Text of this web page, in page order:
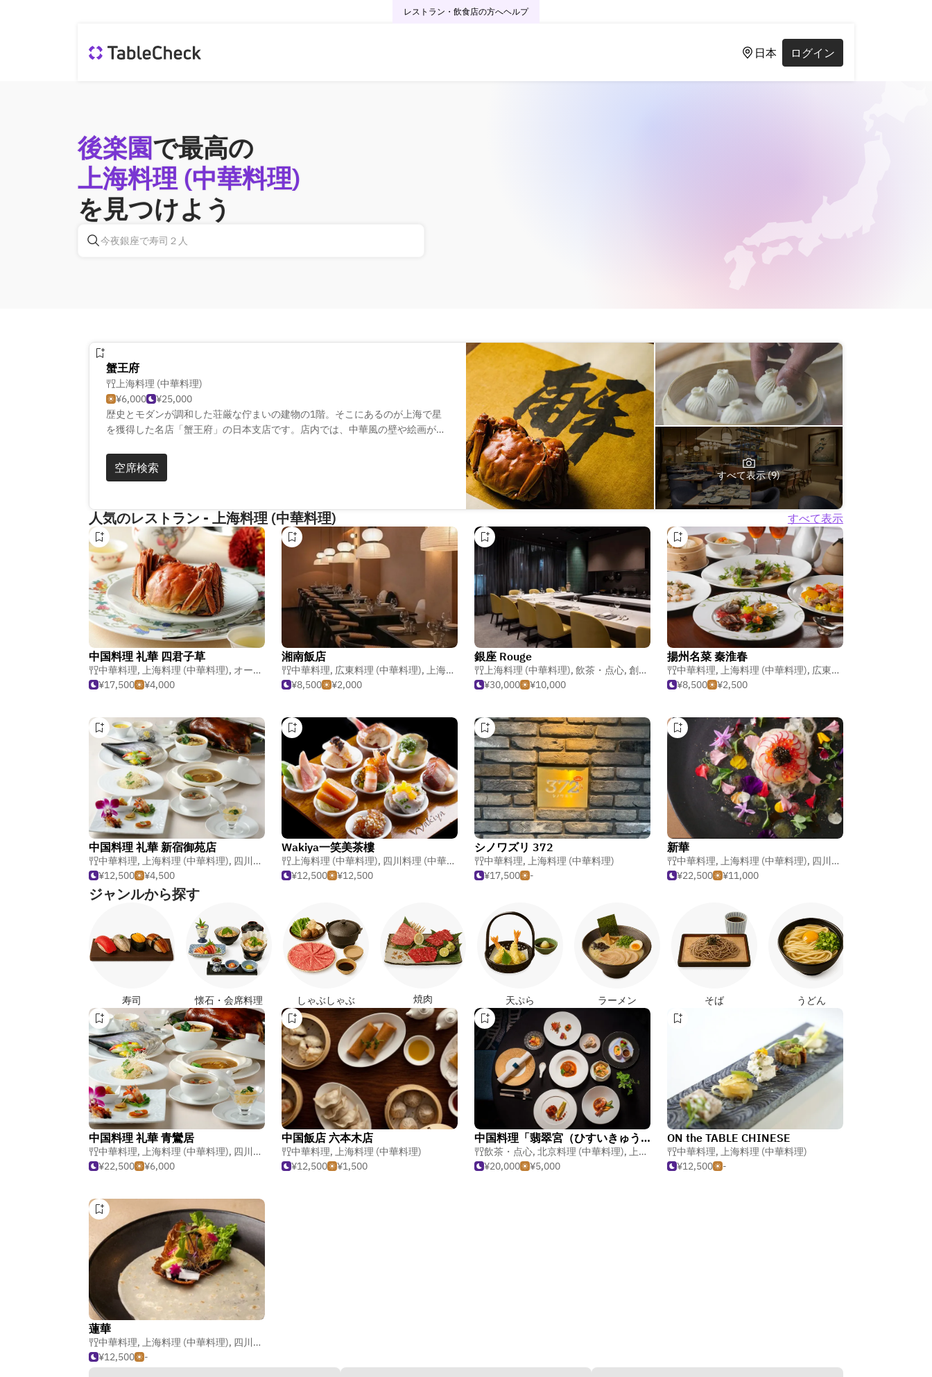
レストラン・飲食店の方へヘルプ
日本 ログイン
後楽園で最高の
上海料理 (中華料理)
を見つけよう
蟹王府
上海料理 (中華料理)
¥6,000
¥25,000
歴史とモダンが調和した荘厳な佇まいの建物の1階。そこにあるのが上海で星
を獲得した名店「蟹王府」の日本支店です。店内では、中華風の壁や絵画が生
す。
そんな贅沢な場で堪能していただけるのが、独自のレシピを用いた上海蟹料理
も厳しくチェックされたものを使用しています。
空席検索
すべて表示 (9)
人気のレストラン - 上海料理 (中華料理) すべて表示
中国料理 礼華 四君子草
中華料理, 上海料理 (中華料理), オーガニック
¥17,500
¥4,000
湘南飯店
中華料理, 広東料理 (中華料理), 上海料理 (中華料理)
¥8,500
¥2,000
銀座 Rouge
上海料理 (中華料理), 飲茶・点心, 創作料理
¥30,000
¥10,000
揚州名菜 秦淮春
中華料理, 上海料理 (中華料理), 広東料理 (中華料理)
¥8,500
¥2,500
中国料理 礼華 新宿御苑店
中華料理, 上海料理 (中華料理), 四川料理 (中華料理)
¥12,500
¥4,500
Wakiya一笑美茶樓
上海料理 (中華料理), 四川料理 (中華料理)
¥12,500
¥12,500
シノワズリ 372
中華料理, 上海料理 (中華料理)
¥17,500
-
新華
中華料理, 上海料理 (中華料理), 四川料理 (中華料理)
¥22,500
¥11,000
ジャンルから探す
寿司 懐石・会席料理 しゃぶしゃぶ 焼肉 天ぷら ラーメン そば うどん
中国料理 礼華 青鸞居
中華料理, 上海料理 (中華料理), 四川料理 (中華料理)
¥22,500
¥6,000
中国飯店 六本木店
中華料理, 上海料理 (中華料理)
¥12,500
¥1,500
中国料理「翡翠宮（ひすいきゅう）」
飲茶・点心, 北京料理 (中華料理), 上海料理 (中華料理)
¥20,000
¥5,000
ON the TABLE CHINESE
中華料理, 上海料理 (中華料理)
¥12,500
-
蓮華
中華料理, 上海料理 (中華料理), 四川料理 (中華料理)
¥12,500
-